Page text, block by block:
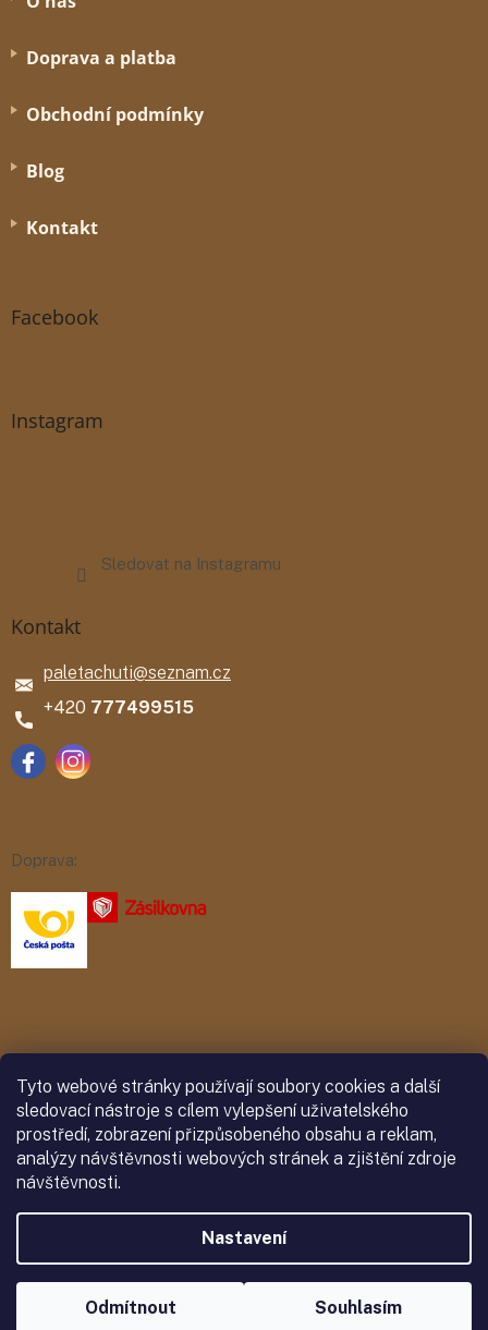
Tyto webové stránky používají soubory cookies a další
sledovací nástroje s cílem vylepšení uživatelského
prostředí, zobrazení přizpůsobeného obsahu a reklam,
analýzy návštěvnosti webových stránek a zjištění zdroje
návštěvnosti.
Nastavení
Odmítnout Souhlasím
Doprava a platba
Obchodní podmínky
Blog
Kontakt
Facebook
Instagram
Sledovat na Instagramu
Kontakt
paletachuti@seznam.cz
777499515
Doprava:
Vytvořil Shoptet
Copyright 2026Paleta chutí . Všechna práva vyhrazena.